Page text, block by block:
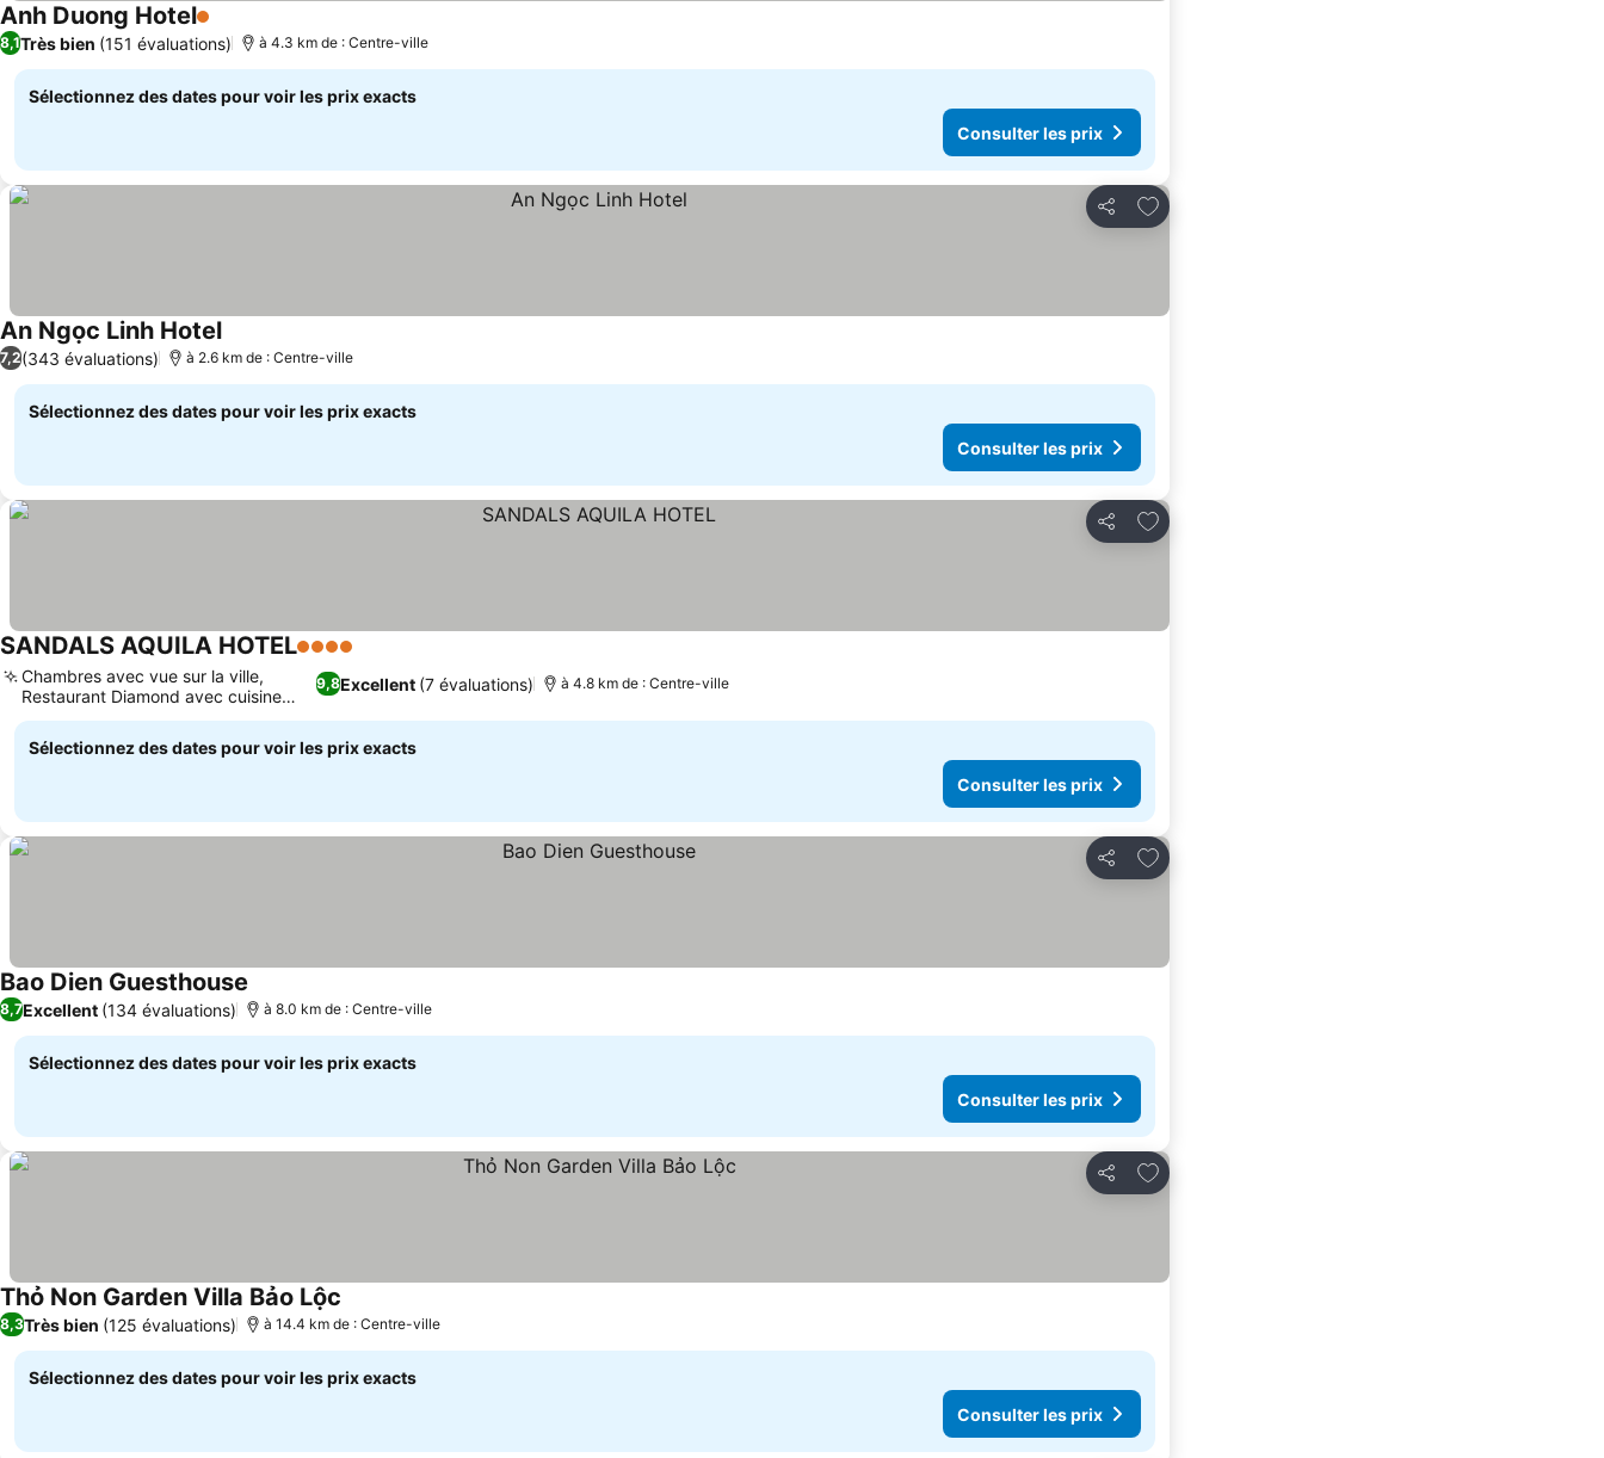
Anh Duong Hotel1 Étoiles
8,1Très bien (151 évaluations) à 4.3 km de : Centre-ville
Sélectionnez des dates pour voir les prix exacts
Consulter les prix
Partager
Ajouter à mes favoris
An Ngọc Linh Hotel
7,2(343 évaluations) à 2.6 km de : Centre-ville
Sélectionnez des dates pour voir les prix exacts
Consulter les prix
Partager
Ajouter à mes favoris
SANDALS AQUILA HOTEL4 Étoiles
9,8Excellent (7 évaluations)
Chambres avec vue sur la ville,
Restaurant Diamond avec cuisine
variée
à 4.8 km de : Centre-ville
Sélectionnez des dates pour voir les prix exacts
Consulter les prix
Partager
Ajouter à mes favoris
Bao Dien Guesthouse
8,7Excellent (134 évaluations) à 8.0 km de : Centre-ville
Sélectionnez des dates pour voir les prix exacts
Consulter les prix
Partager
Ajouter à mes favoris
Thỏ Non Garden Villa Bảo Lộc
8,3Très bien (125 évaluations) à 14.4 km de : Centre-ville
Sélectionnez des dates pour voir les prix exacts
Consulter les prix